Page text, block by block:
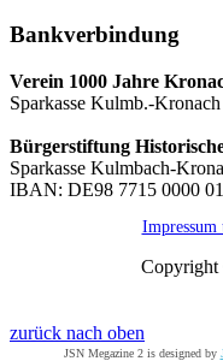
Bankverbindung
Verein 1000 Jahre
Sparkasse Kulmb.-
Bürgerstiftung
Sparkasse Kulmbach-
IBAN: DE98 7715 0000
Impressum
Copyright
zurück nach oben
JSN Megazine 2 is designed by